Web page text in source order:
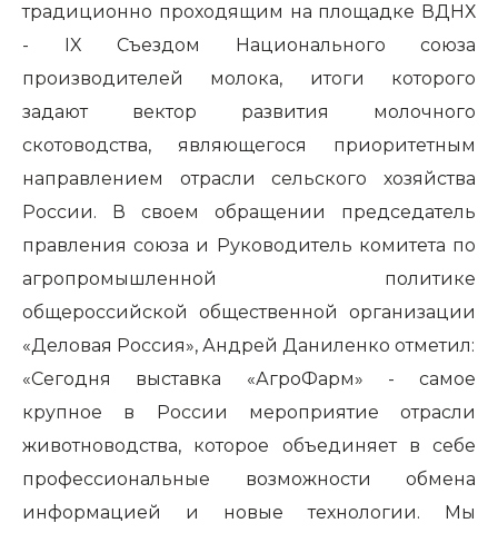
традиционно проходящим на площадке ВДНХ
-
IX Съездом Национального союза
производителей молока, итоги которого
задают вектор
развития молочного
скотоводства, являющегося приоритетным
направлением отрасли сельского хозяйства
России. В своем обращении председатель
правления союза и Руководитель комитета по
агропромышленной политике
общероссийской общественной организации
«Деловая Россия», Андрей Даниленко отметил:
«Сегодня выставка «АгроФарм» - самое
крупное в России мероприятие отрасли
животноводства, которое объединяет в себе
профессиональные возможности обмена
информацией и новые технологии. Мы